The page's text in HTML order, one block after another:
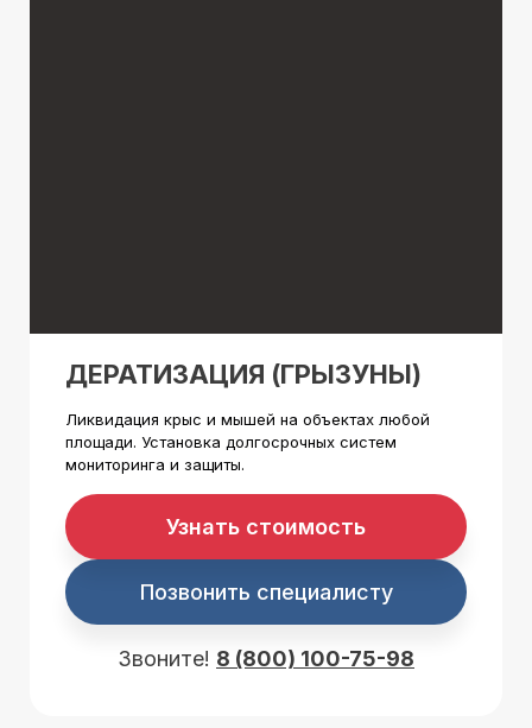
ДЕРАТИЗАЦИЯ (ГРЫЗУНЫ)
Ликвидация крыс и мышей на объектах любой
площади. Установка долгосрочных систем
мониторинга и защиты.
Узнать стоимость
Позвонить специалисту
Звоните! 8 (800) 100-75-98